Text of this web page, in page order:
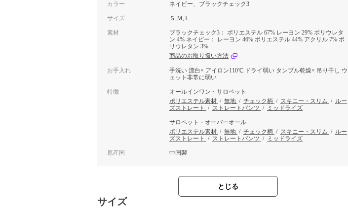
カラー ネイビー、ブラックチェック3
サイズ Ｓ,Ｍ,Ｌ
素材
ブラックチェック3： ポリエステル 67% レーヨン 29% ポリウレタ
ン 4% ネイビー： レーヨン 46% ポリエステル 44% アクリル 7% ポ
リウレタン 3%
商品のお取り扱い方法
お手入れ
手洗い 漂白× アイロン110℃ ドライ弱い タンブル乾燥× 吊り干し ウ
ェット非常に弱い
特徴
オールインワン・サロペット
ポリエステル素材 / 無地 / チェック柄 / スキニー・スリム / ルー
ズストレート
/ ストレートパンツ / ミッドライズ
サロペット・オーバーオール
ポリエステル素材 / 無地 / チェック柄 / スキニー・スリム / ルー
ズストレート
/ ストレートパンツ / ミッドライズ
原産国 中国製
とじる
サイズ